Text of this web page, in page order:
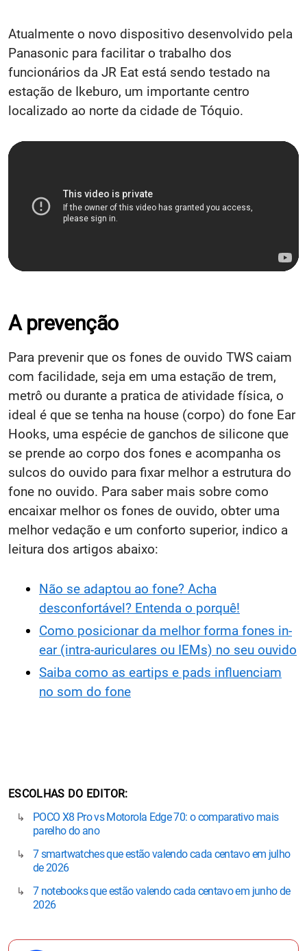
Atualmente o novo dispositivo desenvolvido pela
Panasonic para facilitar o trabalho dos
funcionários da JR Eat está sendo testado na
estação de Ikeburo, um importante centro
localizado ao norte da cidade de Tóquio.
A prevenção
Para prevenir que os fones de ouvido TWS caiam
com facilidade, seja em uma estação de trem,
metrô ou durante a pratica de atividade física, o
ideal é que se tenha na house (corpo) do fone Ear
Hooks, uma espécie de ganchos de silicone que
se prende ao corpo dos fones e acompanha os
sulcos do ouvido para fixar melhor a estrutura do
fone no ouvido. Para saber mais sobre como
encaixar melhor os fones de ouvido, obter uma
melhor vedação e um conforto superior, indico a
leitura dos artigos abaixo:
Não se adaptou ao fone? Acha
desconfortável? Entenda o porquê!
Como posicionar da melhor forma fones in-
ear (intra-auriculares ou IEMs) no seu ouvido
Saiba como as eartips e pads influenciam
no som do fone
ESCOLHAS DO EDITOR
POCO X8 Pro vs Motorola Edge 70: o comparativo mais
parelho do ano
7 smartwatches que estão valendo cada centavo em julho
de 2026
7 notebooks que estão valendo cada centavo em junho de
2026